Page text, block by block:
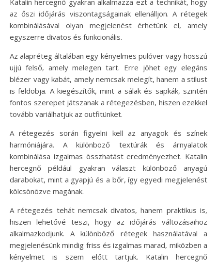
az őszi időjárás viszontagságainak ellenálljon. A rétegek
kombinálásával olyan megjelenést érhetünk el, amely
egyszerre divatos és funkcionális.
Az alapréteg általában egy kényelmes pulóver vagy hosszú
ujjú felső, amely melegen tart. Erre jöhet egy elegáns
blézer vagy kabát, amely nemcsak melegít, hanem a stílust
is feldobja. A kiegészítők, mint a sálak és sapkák, szintén
fontos szerepet játszanak a rétegezésben, hiszen ezekkel
tovább variálhatjuk az outfitünket.
A rétegezés során figyelni kell az anyagok és színek
harmóniájára. A különböző textúrák és árnyalatok
kombinálása izgalmas összhatást eredményezhet. Katalin
hercegnő például gyakran választ különböző anyagú
darabokat, mint a gyapjú és a bőr, így egyedi megjelenést
kölcsönözve magának.
A rétegezés tehát nemcsak divatos, hanem praktikus is,
hiszen lehetővé teszi, hogy az időjárás változásaihoz
alkalmazkodjunk. A különböző rétegek használatával a
megjelenésünk mindig friss és izgalmas marad, miközben a
kényelmet is szem előtt tartjuk. Katalin hercegnő